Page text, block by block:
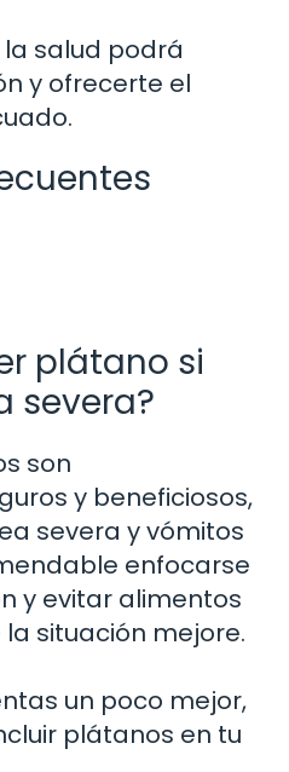
salud podrá
y ofrecerte el
plátano si
severa?
son
y beneficiosos,
severa y vómitos
enfocarse
y evitar alimentos
situación mejore.
un poco mejor,
plátanos en tu